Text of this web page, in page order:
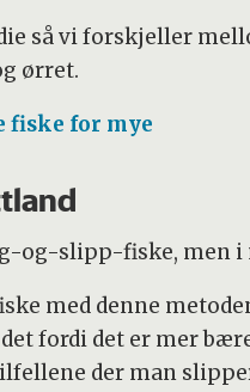
så vi forskjeller
ørret.
fiske for mye
og-slipp-fiske, men i
med denne
fordi det er mer
der man